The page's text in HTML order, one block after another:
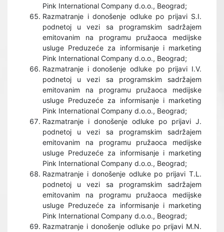
Pink International Company d.o.o., Beograd;
Razmatranje i donošenje odluke po prijavi S.I.
podnetoj u vezi sa programskim sadržajem
emitovanim na programu pružaoca medijske
usluge Preduzeće za informisanje i marketing
Pink International Company d.o.o., Beograd;
Razmatranje i donošenje odluke po prijavi I.V.
podnetoj u vezi sa programskim sadržajem
emitovanim na programu pružaoca medijske
usluge Preduzeće za informisanje i marketing
Pink International Company d.o.o., Beograd;
Razmatranje i donošenje odluke po prijavi J.
podnetoj u vezi sa programskim sadržajem
emitovanim na programu pružaoca medijske
usluge Preduzeće za informisanje i marketing
Pink International Company d.o.o., Beograd;
Razmatranje i donošenje odluke po prijavi T.L.
podnetoj u vezi sa programskim sadržajem
emitovanim na programu pružaoca medijske
usluge Preduzeće za informisanje i marketing
Pink International Company d.o.o., Beograd;
Razmatranje i donošenje odluke po prijavi M.N.